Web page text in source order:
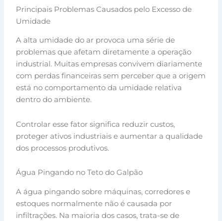
Principais Problemas Causados pelo Excesso de
Umidade
A alta umidade do ar provoca uma série de
problemas que afetam diretamente a operação
industrial. Muitas empresas convivem diariamente
com perdas financeiras sem perceber que a origem
está no comportamento da umidade relativa
dentro do ambiente.
Controlar esse fator significa reduzir custos,
proteger ativos industriais e aumentar a qualidade
dos processos produtivos.
Água Pingando no Teto do Galpão
A água pingando sobre máquinas, corredores e
estoques normalmente não é causada por
infiltrações. Na maioria dos casos, trata-se de